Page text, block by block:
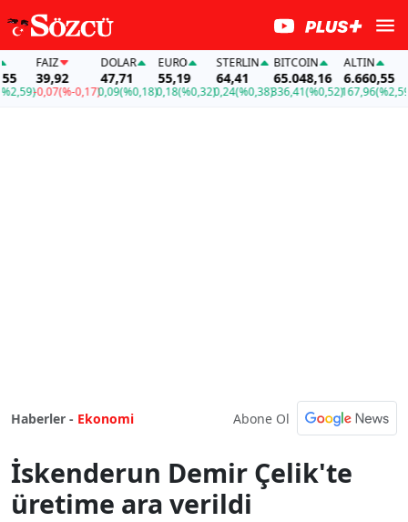
FAİZ
39,92
-0,07(%-0,17)
DOLAR
47,71
0,09(%0,18)
EURO
55,19
0,18(%0,32)
STERLIN
64,41
0,24(%0,38)
BITCOIN
65.048,16
336,41(%0,52)
ALTIN
6.660,55
167,96(%2,59)-
Haberler - Ekonomi Abone Ol
İskenderun Demir Çelik'te
üretime ara verildi